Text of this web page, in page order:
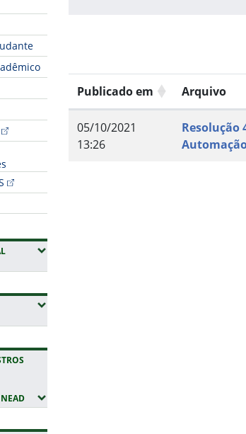
(EXPANDIR SUBMENUS)
SUBMENUS)
(EXPANDIR SUBMENUS)
Publicado em Arquivo
05/10/2021
13:26
Resolução